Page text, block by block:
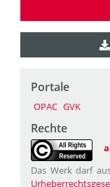
Portale
OPAC GVK
Rechte
Das Werk darf